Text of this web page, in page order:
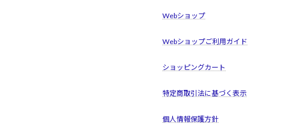
Webショップ
Webショップご利用ガイド
ショッピングカート
特定商取引法に基づく表示
個人情報保護方針